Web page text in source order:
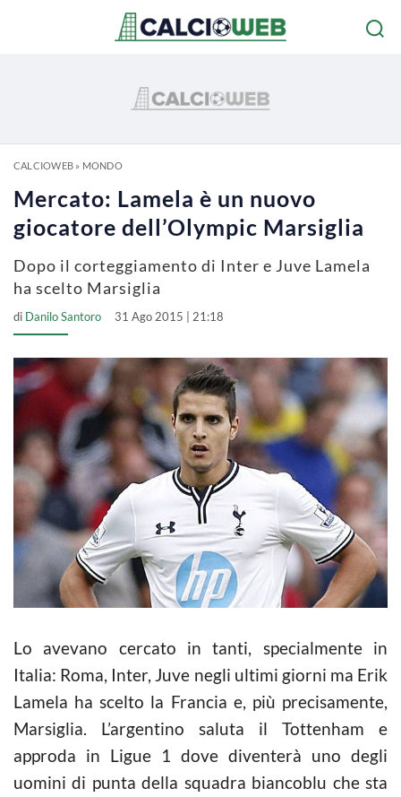
CALCIOWEB» MONDO
Mercato: Lamela è un nuovo
giocatore dell’Olympic Marsiglia
Dopo il corteggiamento di Inter e Juve Lamela
ha scelto Marsiglia
di Danilo Santoro 31 Ago 2015 | 21:18
Lo avevano cercato in tanti, specialmente in
Italia: Roma, Inter, Juve negli ultimi giorni ma Erik
Lamela ha scelto la Francia e, più precisamente,
Marsiglia. L’argentino saluta il Tottenham e
approda in Ligue 1 dove diventerà uno degli
uomini di punta della squadra biancoblu che sta